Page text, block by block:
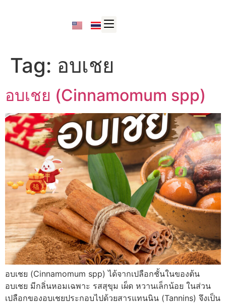
Tag: อบเชย
อบเชย (Cinnamomum spp)
อบเชย (Cinnamomum spp) ได้จากเปลือกชั้นในของต้น
อบเชย มีกลิ่นหอมเฉพาะ รสสุขุม เผ็ด หวานเล็กน้อย ในส่วน
เปลือกของอบเชยประกอบไปด้วยสารแทนนิน (Tannins) จึงเป็น